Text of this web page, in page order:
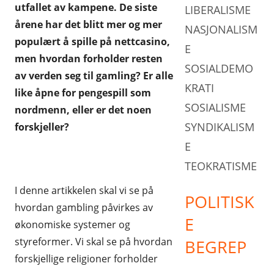
utfallet av kampene. De siste
årene har det blitt mer og mer
populært å spille på nettcasino,
men hvordan forholder resten
av verden seg til gamling? Er alle
like åpne for pengespill som
nordmenn, eller er det noen
forskjeller?
I denne artikkelen skal vi se på
hvordan gambling påvirkes av
økonomiske systemer og
styreformer. Vi skal se på hvordan
forskjellige religioner forholder
LIBERALISME
NASJONALISM
E
SOSIALDEMO
KRATI
SOSIALISME
SYNDIKALISM
E
TEOKRATISME
POLITISK
E
BEGREP